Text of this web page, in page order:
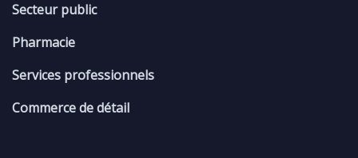
Secteur public
Pharmacie
Services professionnels
Commerce de détail